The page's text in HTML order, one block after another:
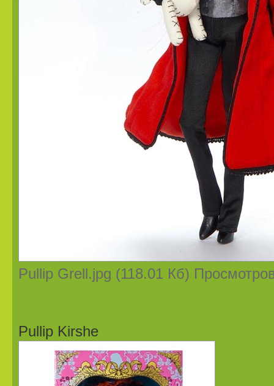
Pullip Grell.jpg (118.01 Кб)
Pullip Kirshe